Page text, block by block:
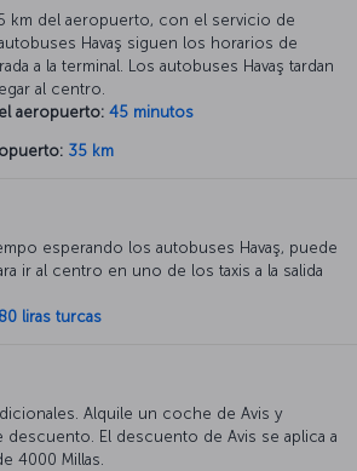
km del aeropuerto, con el servicio de
Havaş siguen los horarios de
a la terminal. Los autobuses Havaş tardan
al centro.
aeropuerto: 45 minutos
35 km
esperando los autobuses Havaş, puede
ir al centro en uno de los taxis a la salida
80 liras turcas
Alquile un coche de Avis y
descuento. El descuento de Avis se aplica a
4000 Millas.